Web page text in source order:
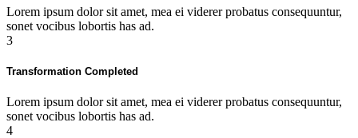
Lorem ipsum dolor sit amet, mea ei viderer probatus consequuntur,
sonet vocibus lobortis has ad.
3
Transformation Completed
Lorem ipsum dolor sit amet, mea ei viderer probatus consequuntur,
sonet vocibus lobortis has ad.
4